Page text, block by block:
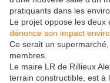
pratiquants dans les
Le projet oppose les deux
dénonce son impact
Ce serait un
membres.
Le maire LR de Rillieux
terrain constructible, est à